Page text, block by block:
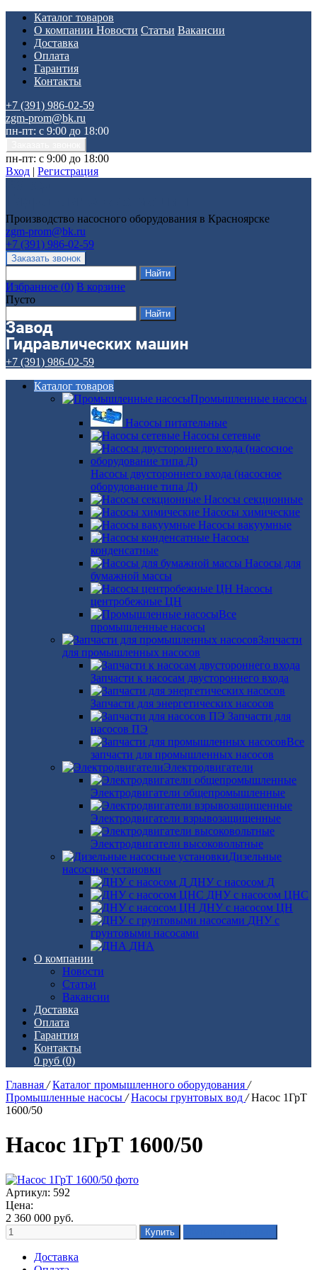
Каталог товаров
О компании Новости Статьи Вакансии
Доставка
Оплата
Гарантия
Контакты
+7 (391) 986-02-59
zgm-prom@bk.ru
пн-пт: с 9:00 до 18:00
пн-пт: с 9:00 до 18:00
Вход | Регистрация
Производство насосного оборудования в Красноярске
zgm-prom@bk.ru
+7 (391) 986-02-59
Избранное (0) В корзине
Пусто
+7 (391) 986-02-59
Каталог товаров
Промышленные насосы
Насосы питательные
Насосы сетевые
Насосы двустороннего входа (насосное
оборудование типа Д)
Насосы секционные
Насосы химические
Насосы вакуумные
Насосы
конденсатные
Насосы для
бумажной массы
Насосы
центробежные ЦН
Все
промышленные насосы
Запчасти
для промышленных насосов
Запчасти к насосам двустороннего входа
Запчасти для энергетических насосов
Запчасти для
насосов ПЭ
Все
запчасти для промышленных насосов
Электродвигатели
Электродвигатели общепромышленные
Электродвигатели взрывозащищенные
Электродвигатели высоковольтные
Дизельные
насосные установки
ДНУ с насосом Д
ДНУ с насосом ЦНС
ДНУ с насосом ЦН
ДНУ с
грунтовыми насосами
ДНА
О компании
Новости
Статьи
Вакансии
Доставка
Оплата
Гарантия
Контакты
0 руб (0)
Главная / Каталог промышленного оборудования /
Промышленные насосы / Насосы грунтовых вод / Насос 1ГрТ
1600/50
Насос 1ГрТ 1600/50
Артикул: 592
Цена:
2 360 000 руб.
Доставка